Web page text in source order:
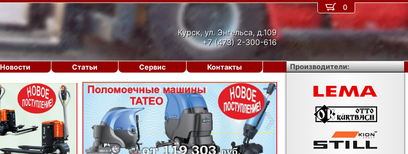
Курск, ул. Энгельса, д.109
+7 (473) 2-300-616
›
0
Новости Статьи Сервис Контакты Производители: